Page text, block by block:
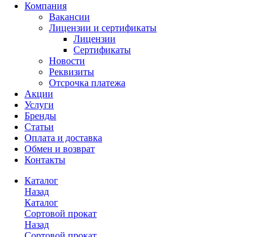
Компания
Вакансии
Лицензии и сертификаты
Лицензии
Сертификаты
Новости
Реквизиты
Отсрочка платежа
Акции
Услуги
Бренды
Статьи
Оплата и доставка
Обмен и возврат
Контакты
Каталог
Назад
Каталог
Сортовой прокат
Назад